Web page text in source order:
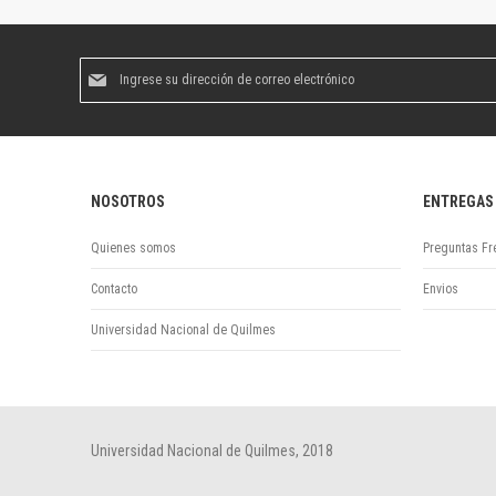
boletín
NOSOTROS
Quienes somos
Contacto
Universidad Nacional de Quilmes
ENTREGAS
Preguntas
Envios
Universidad Nacional de Quilmes, 2018